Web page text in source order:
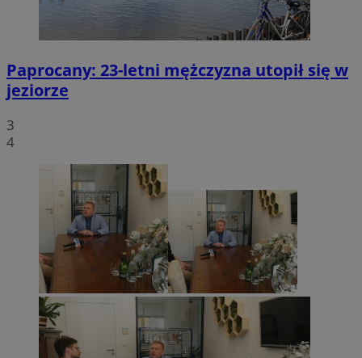
Paprocany: 23-letni mężczyzna utopił się w
jeziorze
3
4